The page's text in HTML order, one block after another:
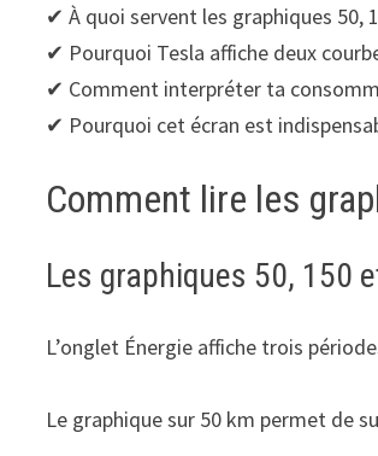
✔ À quoi servent les graphiques 50,
✔ Pourquoi Tesla affiche deux
✔ Comment interpréter ta
✔ Pourquoi cet écran est
Comment lire les
Les graphiques 50, 150
L’onglet Énergie affiche trois
Le graphique sur 50 km permet de